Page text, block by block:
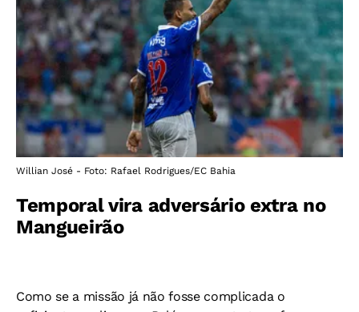
Willian José - Foto: Rafael Rodrigues/EC Bahia
Temporal vira adversário extra no
Mangueirão
Como se a missão já não fosse complicada o